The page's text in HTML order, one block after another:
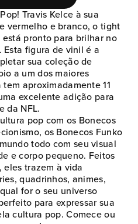
Travis Kelce à sua
vermelho e branco, o tight
pronto para brilhar no
Esta figura de vinil é a
sua coleção de
a um dos maiores
aproximadamente 11
excelente adição para
da NFL.
pop com os Bonecos
os Bonecos Funko
todo com seu visual
e corpo pequeno. Feitos
trazem à vida
quadrinhos, animes,
for o seu universo
para expressar sua
cultura pop. Comece ou